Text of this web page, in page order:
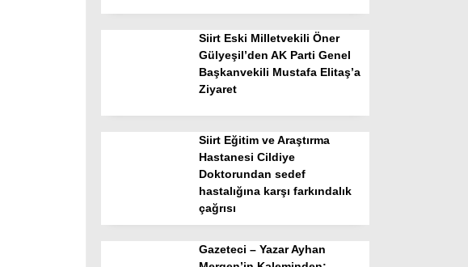
Siirt Eski Milletvekili Öner
Gülyeşil’den AK Parti Genel
Başkanvekili Mustafa Elitaş’a
Ziyaret
Siirt Eğitim ve Araştırma
Hastanesi Cildiye
Doktorundan sedef
hastalığına karşı farkındalık
çağrısı
Gazeteci – Yazar Ayhan